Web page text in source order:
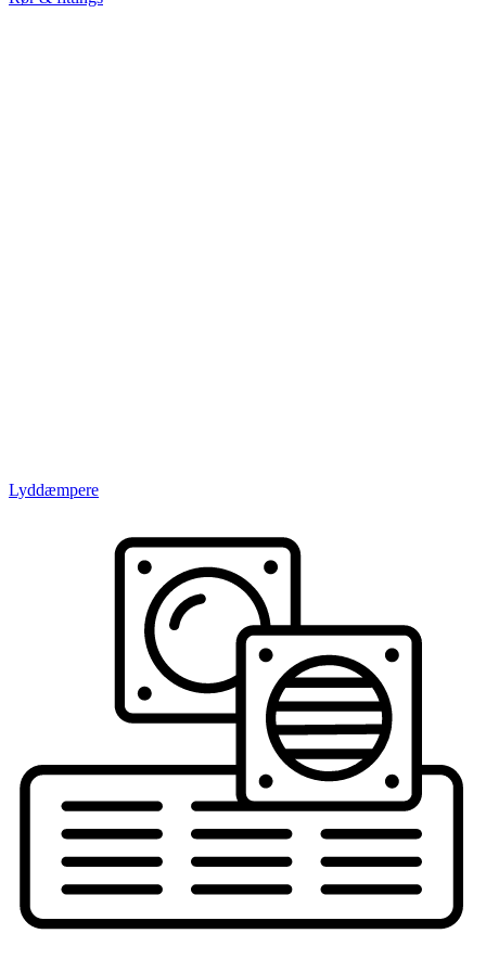
Lyddæmpere